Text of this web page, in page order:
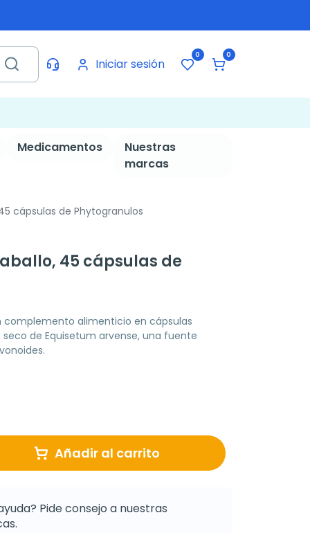
Iniciar sesión
0 0
Medicamentos
Nuestras
marcas
cápsulas de Phytogranulos
45 cápsulas de
complemento alimenticio en cápsulas
de Equisetum arvense, una fuente
Añadir al carrito
Pide consejo a nuestras